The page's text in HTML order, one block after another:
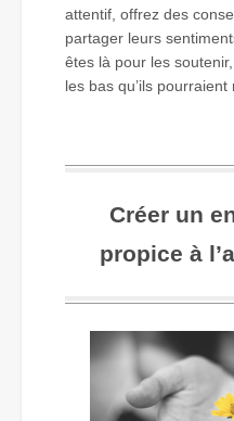
attentif, offrez des
partager leurs
êtes là pour les
les bas qu’ils pourraient
Créer un
propice à